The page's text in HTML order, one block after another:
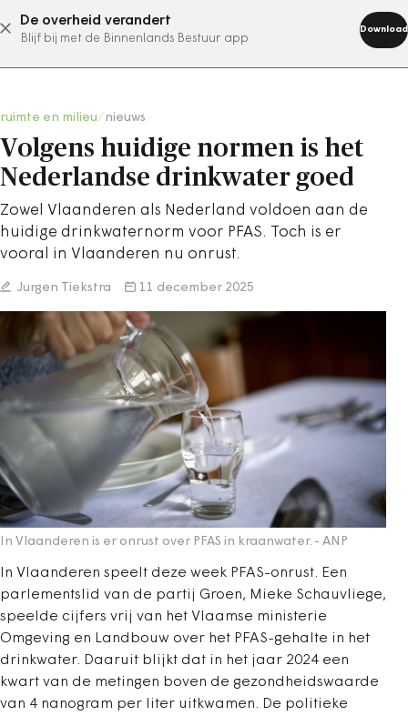
De overheid verandert
Blijf bij met de Binnenlands Bestuur app
Download
abonneer nu
ruimte en milieu nieuws
Volgens huidige normen is het
Nederlandse drinkwater goed
Zowel Vlaanderen als Nederland voldoen aan de
huidige drinkwaternorm voor PFAS. Toch is er
vooral in Vlaanderen nu onrust.
Jurgen Tiekstra 11 december 2025
In Vlaanderen is er onrust over PFAS in kraanwater. - ANP
In Vlaanderen speelt deze week PFAS-onrust. Een
parlementslid van de partij Groen, Mieke Schauvliege,
speelde cijfers vrij van het Vlaamse ministerie
Omgeving en Landbouw over het PFAS-gehalte in het
drinkwater. Daaruit blijkt dat in het jaar 2024 een
kwart van de metingen boven de gezondheidswaarde
van 4 nanogram per liter uitkwamen. De politieke